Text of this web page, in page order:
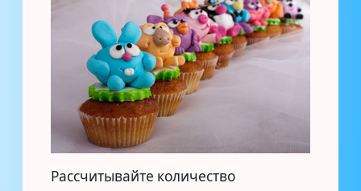
Рассчитывайте количество